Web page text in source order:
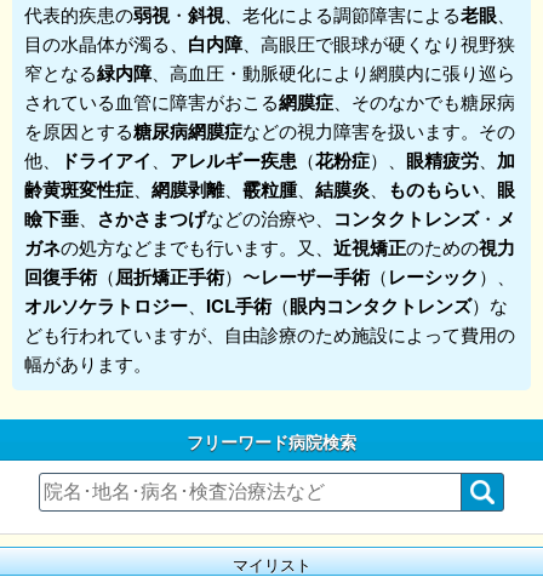
代表的疾患の弱視 ・ 斜視 、老化による調節障害による老眼
目の水晶体が濁る、 白内障、高眼圧で眼球が硬くなり視野狭
窄となる緑内障、高血圧・動脈硬化により網膜内に張り巡ら
されている血管に障害がおこる網膜症 、そのなかでも糖尿病
を原因とする糖尿病網膜症などの視力障害を扱います。その
他、
ドライアイ アレルギー疾患 （花粉症）、 眼精疲労
加
齢黄斑変性症
網膜剥離、 霰粒腫、 結膜炎 ものもらい
眼
瞼下垂
さかさまつげなどの治療や、 コンタクトレンズ・ メ
ガネの処方などまでも行います。又、 近視矯正のための視力
回復手術（屈折矯正手術）〜レーザー手術（レーシック）、
オルソケラトロジー ICL手術（眼内コンタクトレンズ）な
ども行われていますが、自由診療のため施設によって費用の
幅があります。
フリーワード病院検索
マイリスト